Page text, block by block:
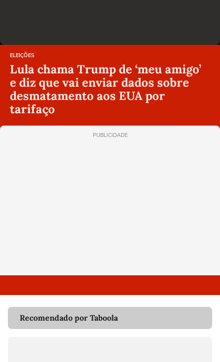
ELEIÇÕES
Lula chama Trump de ‘meu amigo’
e diz que vai enviar dados sobre
desmatamento aos EUA por
tarifaço
PUBLICIDADE
Recomendado por Taboola